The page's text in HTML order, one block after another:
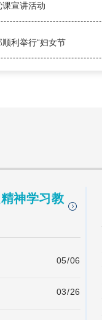
宣讲活动
利举行“妇女节
神学习教
05/06
03/26